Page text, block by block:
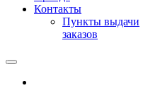
Контакты
Пункты выдачи
заказов